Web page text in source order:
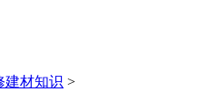
建材知识 >